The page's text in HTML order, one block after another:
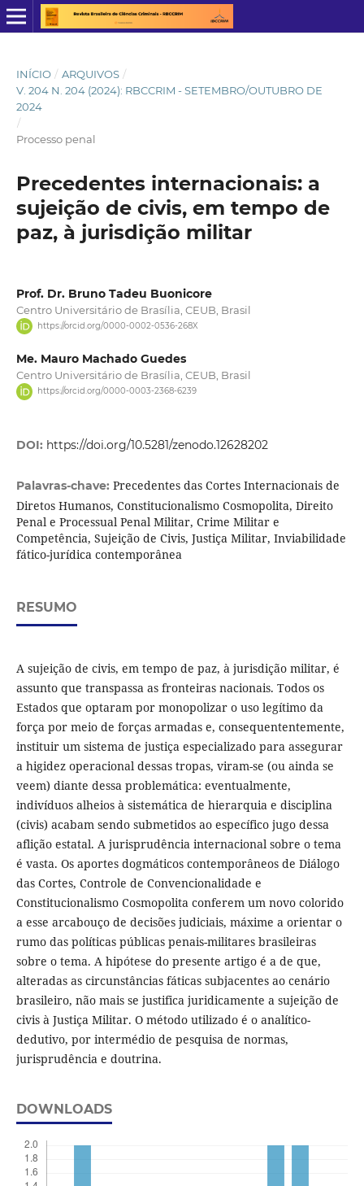
INÍCIO / ARQUIVOS /
V. 204 N. 204 (2024): RBCCRIM - SETEMBRO/OUTUBRO DE
2024
/
Processo penal
Precedentes internacionais: a
sujeição de civis, em tempo de
paz, à jurisdição militar
Prof. Dr. Bruno Tadeu Buonicore
Centro Universitário de Brasília, CEUB, Brasil
https://orcid.org/0000-0002-0536-268X
Me. Mauro Machado Guedes
Centro Universitário de Brasília, CEUB, Brasil
https://orcid.org/0000-0003-2368-6239
DOI: https://doi.org/10.5281/zenodo.12628202
Palavras-chave: Precedentes das Cortes Internacionais de
Diretos Humanos, Constitucionalismo Cosmopolita, Direito
Penal e Processual Penal Militar, Crime Militar e
Competência, Sujeição de Civis, Justiça Militar, Inviabilidade
fático-jurídica contemporânea
RESUMO
A sujeição de civis, em tempo de paz, à jurisdição militar, é
assunto que transpassa as fronteiras nacionais. Todos os
Estados que optaram por monopolizar o uso legítimo da
força por meio de forças armadas e, consequententemente,
instituir um sistema de justiça especializado para assegurar
a higidez operacional dessas tropas, viram-se (ou ainda se
veem) diante dessa problemática: eventualmente,
indivíduos alheios à sistemática de hierarquia e disciplina
(civis) acabam sendo submetidos ao específico jugo dessa
aflição estatal. A jurisprudência internacional sobre o tema
é vasta. Os aportes dogmáticos contemporâneos de Diálogo
das Cortes, Controle de Convencionalidade e
Constitucionalismo Cosmopolita conferem um novo colorido
a esse arcabouço de decisões judiciais, máxime a orientar o
rumo das políticas públicas penais-militares brasileiras
sobre o tema. A hipótese do presente artigo é a de que,
alteradas as circunstâncias fáticas subjacentes ao cenário
brasileiro, não mais se justifica juridicamente a sujeição de
civis à Justiça Militar. O método utilizado é o analítico-
dedutivo, por intermédio de pesquisa de normas,
jurisprudência e doutrina.
DOWNLOADS